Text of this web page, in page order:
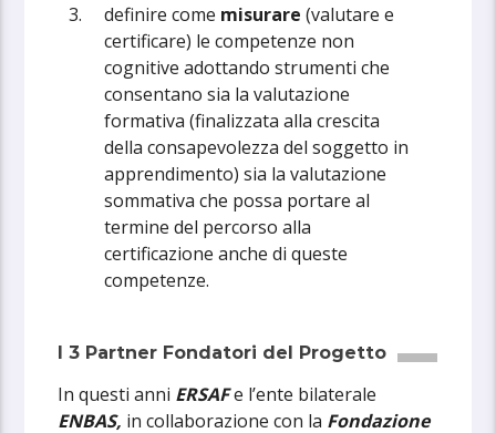
definire come misurare(valutare e
certificare) le competenze non
cognitive adottando strumenti che
consentano sia la valutazione
formativa (finalizzata alla crescita
della consapevolezza del soggetto in
apprendimento) sia la valutazione
sommativa che possa portare al
termine del percorso alla
certificazione anche di queste
competenze.
I 3 Partner Fondatori del Progetto
In questi anni ERSAFe l’ente bilaterale
ENBAS, in collaborazione con la Fondazione